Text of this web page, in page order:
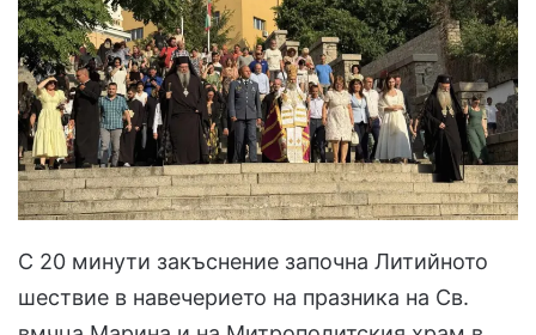
С 20 минути закъснение започна Литийното
шествие в навечерието на празника на Св.